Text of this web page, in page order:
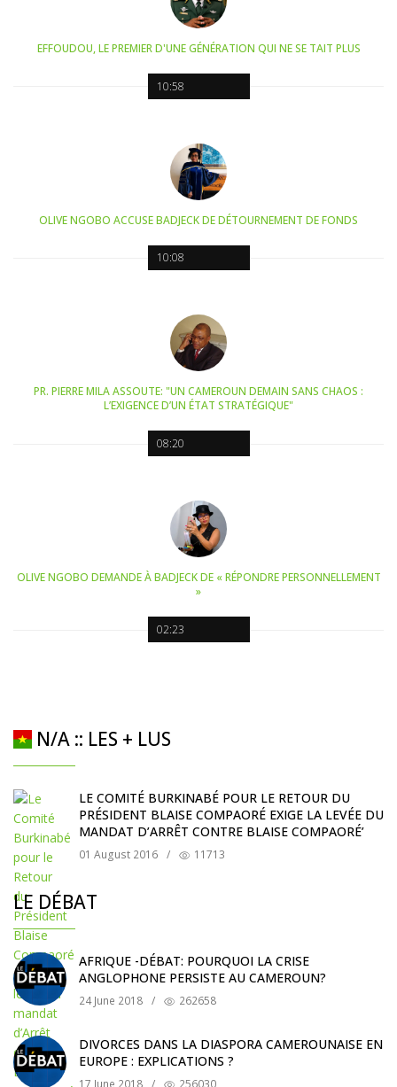
10:58
EFFOUDOU, LE PREMIER D'UNE GÉNÉRATION QUI NE SE TAIT PLUS
10:08
OLIVE NGOBO ACCUSE BADJECK DE DÉTOURNEMENT DE FONDS
08:20
PR. PIERRE MILA ASSOUTE: "UN CAMEROUN DEMAIN SANS CHAOS :
L’EXIGENCE D’UN ÉTAT STRATÉGIQUE"
02:23
OLIVE NGOBO DEMANDE À BADJECK DE « RÉPONDRE PERSONNELLEMENT
»
N/A :: LES + LUS
LE COMITÉ BURKINABÉ POUR LE RETOUR DU
PRÉSIDENT BLAISE COMPAORÉ EXIGE LA LEVÉE DU
MANDAT D’ARRÊT CONTRE BLAISE COMPAORÉ’
01 August 2016 / 11713
LE DÉBAT
AFRIQUE -DÉBAT: POURQUOI LA CRISE
ANGLOPHONE PERSISTE AU CAMEROUN?
24 June 2018 / 262658
DIVORCES DANS LA DIASPORA CAMEROUNAISE EN
EUROPE : EXPLICATIONS ?